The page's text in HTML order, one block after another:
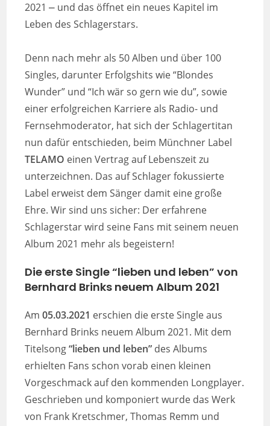
2021 ⎼ und das öffnet ein neues Kapitel im
Leben des Schlagerstars.
Denn nach mehr als 50 Alben und über 100
Singles, darunter Erfolgshits wie “Blondes
Wunder” und “Ich wär so gern wie du”, sowie
einer erfolgreichen Karriere als Radio- und
Fernsehmoderator, hat sich der Schlagertitan
nun dafür entschieden, beim Münchner Label
TELAMO einen Vertrag auf Lebenszeit zu
unterzeichnen. Das auf Schlager fokussierte
Label erweist dem Sänger damit eine große
Ehre. Wir sind uns sicher: Der erfahrene
Schlagerstar wird seine Fans mit seinem neuen
Album 2021 mehr als begeistern!
Die erste Single “lieben und leben” von
Bernhard Brinks neuem Album 2021
Am05.03.2021 erschien die erste Single aus
Bernhard Brinks neuem Album 2021. Mit dem
Titelsong“lieben und leben” des Albums
erhielten Fans schon vorab einen kleinen
Vorgeschmack auf den kommenden Longplayer.
Geschrieben und komponiert wurde das Werk
von Frank Kretschmer, Thomas Remm und